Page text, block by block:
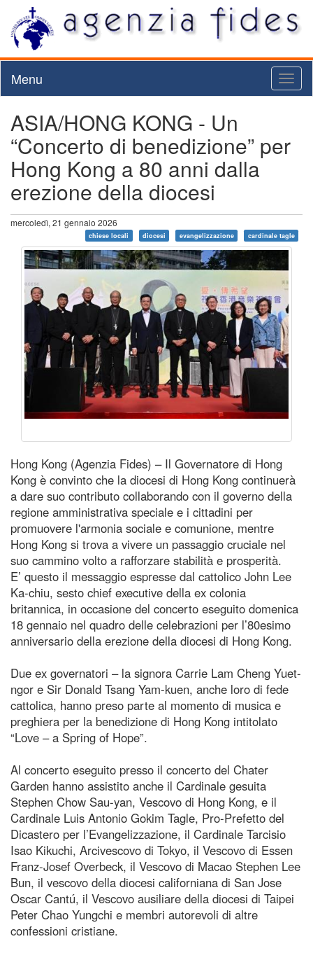
Menu
ASIA/HONG KONG - Un
“Concerto di benedizione” per
Hong Kong a 80 anni dalla
erezione della diocesi
mercoledì, 21 gennaio 2026
chiese locali diocesi evangelizzazione cardinale tagle
Hong Kong (Agenzia Fides) – Il Governatore di Hong
Kong è convinto che la diocesi di Hong Kong continuerà
a dare suo contributo collaborando con il governo della
regione amministrativa speciale e i cittadini per
promuovere l'armonia sociale e comunione, mentre
Hong Kong si trova a vivere un passaggio cruciale nel
suo cammino volto a rafforzare stabilità e prosperità.
E’ questo il messaggio espresse dal cattolico John Lee
Ka-chiu, sesto chief executive della ex colonia
britannica, in occasione del concerto eseguito domenica
18 gennaio nel quadro delle celebrazioni per l’80esimo
anniversario della erezione della diocesi di Hong Kong.
Due ex governatori – la signora Carrie Lam Cheng Yuet-
ngor e Sir Donald Tsang Yam-kuen, anche loro di fede
cattolica, hanno preso parte al momento di musica e
preghiera per la benedizione di Hong Kong intitolato
“Love – a Spring of Hope”.
Al concerto eseguito presso il concerto del Chater
Garden hanno assistito anche il Cardinale gesuita
Stephen Chow Sau-yan, Vescovo di Hong Kong, e il
Cardinale Luis Antonio Gokim Tagle, Pro-Prefetto del
Dicastero per l’Evangelizzazione, il Cardinale Tarcisio
Isao Kikuchi, Arcivescovo di Tokyo, il Vescovo di Essen
Franz-Josef Overbeck, il Vescovo di Macao Stephen Lee
Bun, il vescovo della diocesi californiana di San Jose
Oscar Cantú, il Vescovo ausiliare della diocesi di Taipei
Peter Chao Yungchi e membri autorevoli di altre
confessioni cristiane.